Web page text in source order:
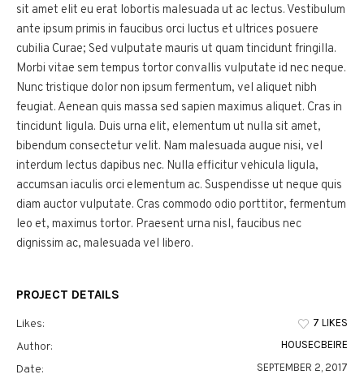
sit amet elit eu erat lobortis malesuada ut ac lectus. Vestibulum
ante ipsum primis in faucibus orci luctus et ultrices posuere
cubilia Curae; Sed vulputate mauris ut quam tincidunt fringilla.
Morbi vitae sem tempus tortor convallis vulputate id nec neque.
Nunc tristique dolor non ipsum fermentum, vel aliquet nibh
feugiat. Aenean quis massa sed sapien maximus aliquet. Cras in
tincidunt ligula. Duis urna elit, elementum ut nulla sit amet,
bibendum consectetur velit. Nam malesuada augue nisi, vel
interdum lectus dapibus nec. Nulla efficitur vehicula ligula,
accumsan iaculis orci elementum ac. Suspendisse ut neque quis
diam auctor vulputate. Cras commodo odio porttitor, fermentum
leo et, maximus tortor. Praesent urna nisl, faucibus nec
dignissim ac, malesuada vel libero.
PROJECT DETAILS
Likes: 7 LIKES
Author: HOUSECBEIRE
Date: SEPTEMBER 2, 2017